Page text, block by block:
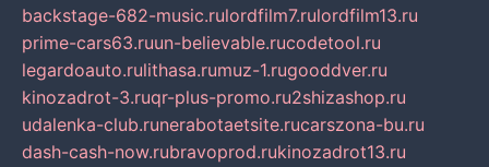
backstage-682-music.rulordfilm7.rulordfilm13.ru
prime-cars63.ruun-believable.rucodetool.ru
legardoauto.rulithasa.rumuz-1.rugooddver.ru
kinozadrot-3.ruqr-plus-promo.ru2shizashop.ru
udalenka-club.runerabotaetsite.rucarszona-bu.ru
dash-cash-now.rubravoprod.rukinozadrot13.ru